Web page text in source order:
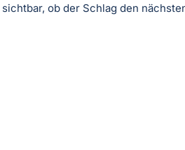
ob der Schlag den